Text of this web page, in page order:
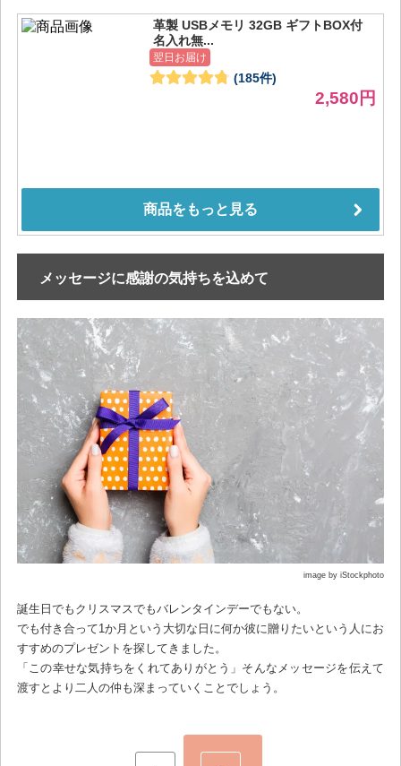
メッセージに感謝の気持ちを込めて
image by iStockphoto
誕生日でもクリスマスでもバレンタインデーでもない。
でも付き合って1か月という大切な日に何か彼に贈りたいという人にお
すすめのプレゼントを探してきました。
「この幸せな気持ちをくれてありがとう」そんなメッセージを伝えて
渡すとより二人の仲も深まっていくことでしょう。